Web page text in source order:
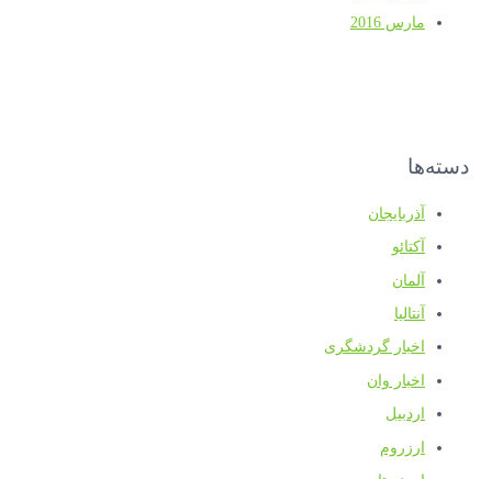
مارس 2016
دسته‌ها
آذربایجان
آکتائو
آلمان
آنتالیا
اخبار گردشگری
اخبار وان
اردبیل
ارزروم